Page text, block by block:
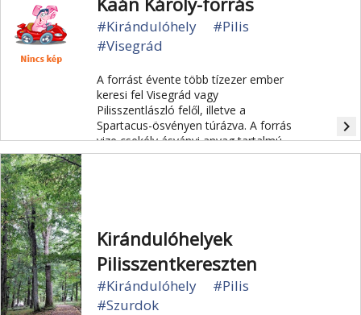
#Kirándulóhely
#Pilis
#Visegrád
A forrást évente több tízezer ember
keresi fel Visegrád vagy
Pilisszentlászló felől, illetve a
Spartacus-ösvényen túrázva. A forrás
vize csekély ásványi anyag tartalmú,
kissé kemény, alacsony nátrium-
érdemes ide szervezni.
navigate_next
Kirándulóhelyek
Pilisszentkereszten
#Kirándulóhely
#Pilis
#Szurdok